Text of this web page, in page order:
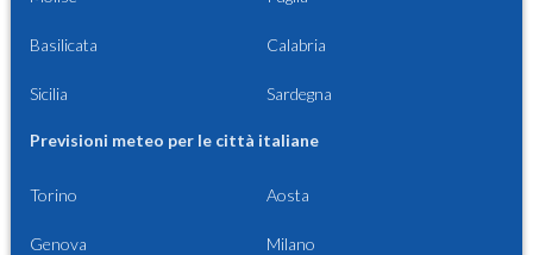
Basilicata Calabria
Sicilia Sardegna
Previsioni meteo per le città italiane
Torino Aosta
Genova Milano